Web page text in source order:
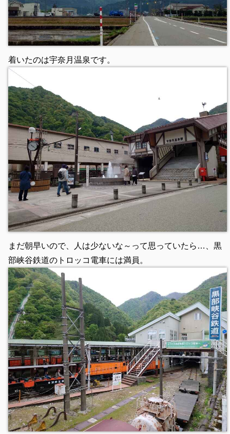
着いたのは宇奈月温泉です。
まだ朝早いので、人は少ないな～って思っていたら…、黒
部峡谷鉄道のトロッコ電車には満員。